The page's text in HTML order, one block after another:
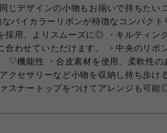
じデザインの小物もお揃いで持ちたい
バイカラーリボンが特徴なコンパクト
採用。よりスムーズに◎ ・キルティン
合わせていただけます。 ・中央のリボ
▽機能性 ・合皮素材を使用。柔軟性の
クセサリーなど小物を収納し持ち歩け
スナートップをつけてアレンジも可能